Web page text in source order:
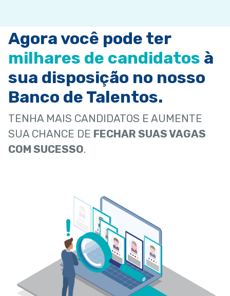
Agora você pode ter
milhares de candidatos à
sua disposição no nosso
Banco de Talentos.
TENHA MAIS CANDIDATOS E AUMENTE
SUA CHANCE DE FECHAR SUAS VAGAS
COM SUCESSO.